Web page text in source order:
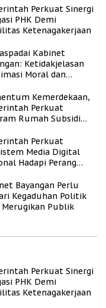
Perkuat Sinergi
PHK Demi
Ketenagakerjaan
Kabinet
Ketidakjelasan
Moral dan
Kemerdekaan,
Perkuat
Rumah Subsidi
Rendah
Perkuat
Media Digital
Hadapi Perang
Bayangan Perlu
Kegaduhan Politik
Merugikan Publik
Perkuat Sinergi
PHK Demi
Ketenagakerjaan